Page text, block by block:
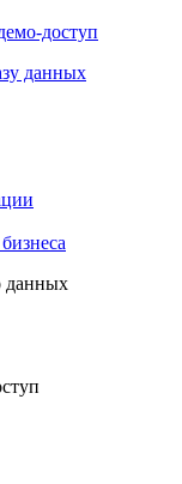
доступ
данных
данных